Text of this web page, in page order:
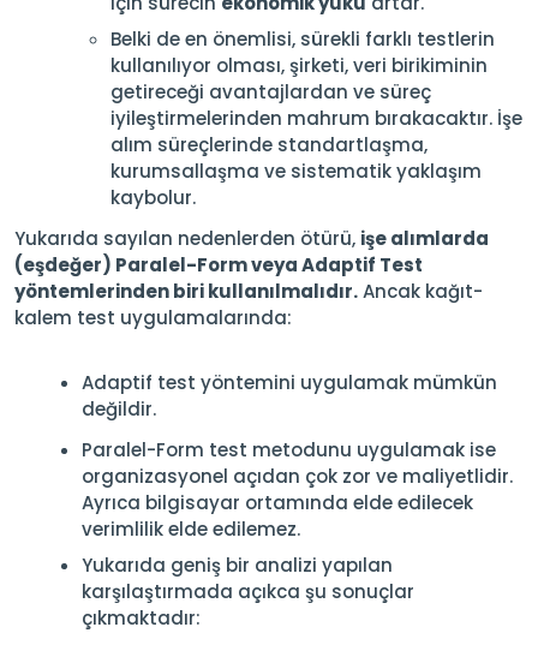
Belki de en önemlisi, sürekli farklı testlerin
kullanılıyor olması, şirketi, veri birikiminin
getireceği avantajlardan ve süreç
iyileştirmelerinden mahrum bırakacaktır. İşe
alım süreçlerinde standartlaşma,
kurumsallaşma ve sistematik yaklaşım
kaybolur.
Yukarıda sayılan nedenlerden ötürü, işe alımlarda
(eşdeğer) Paralel-Form veya Adaptif Test
yöntemlerinden biri kullanılmalıdır.Ancak kağıt-
kalem test uygulamalarında:
Adaptif test yöntemini uygulamak mümkün
değildir.
Paralel-Form test metodunu uygulamak ise
organizasyonel açıdan çok zor ve maliyetlidir.
Ayrıca bilgisayar ortamında elde edilecek
verimlilik elde edilemez.
Yukarıda geniş bir analizi yapılan
karşılaştırmada açıkca şu sonuçlar
çıkmaktadır: